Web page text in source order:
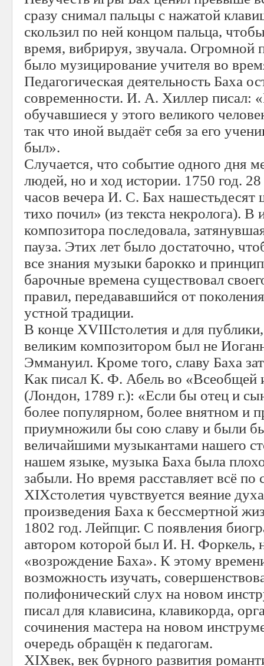
сразу снимал пальцы с нажатой
скользил по ней концом пальца,
время, вибрируя, звучала.
было музицирование учителя во
Педагогическая деятельность Баха
современности. И. А. Хиллер писал:
обучавшиеся у этого великого
так что иной выдаёт себя за его
был».
Случается, что событие одного дня
людей, но и ход истории. 1750 год.
часов вечера И. С. Бах нашестьдесят
тихо почил» (из текста некролога). В
композитора последовала,
пауза. Этих лет было достаточно,
все знания музыки барокко и
барочные времена существовал
правил, передававшийся от
устной традиции.
В конце XVIIIстолетия и для
великим композитором был не
Эммануил. Кроме того, славу Баха
Как писал К. Ф. Абель во «Всеобщей
(Лондон, 1789 г.): «Если бы отец и
более популярном, более внятном и
приумножили бы сою славу и были
величайшими музыкантами нашего
нашем языке, музыка Баха была
забыли. Но время расставляет всё
XIXстолетия чувствуется веяние
произведения Баха к бессмертной
1802 год. Лейпциг. С появления
автором которой был И. Н. Форкель,
«возрождение Баха». К этому
возможность изучать,
полифонический слух на новом
писал для клависина, клавикорда,
сочинения мастера на новом
очередь обращён к педагогам.
XIXвек, век бурного развития